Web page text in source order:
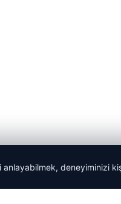
anlayabilmek,